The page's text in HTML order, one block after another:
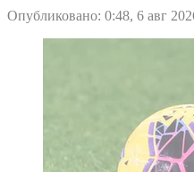
Опубликовано: 0:48, 6 авг